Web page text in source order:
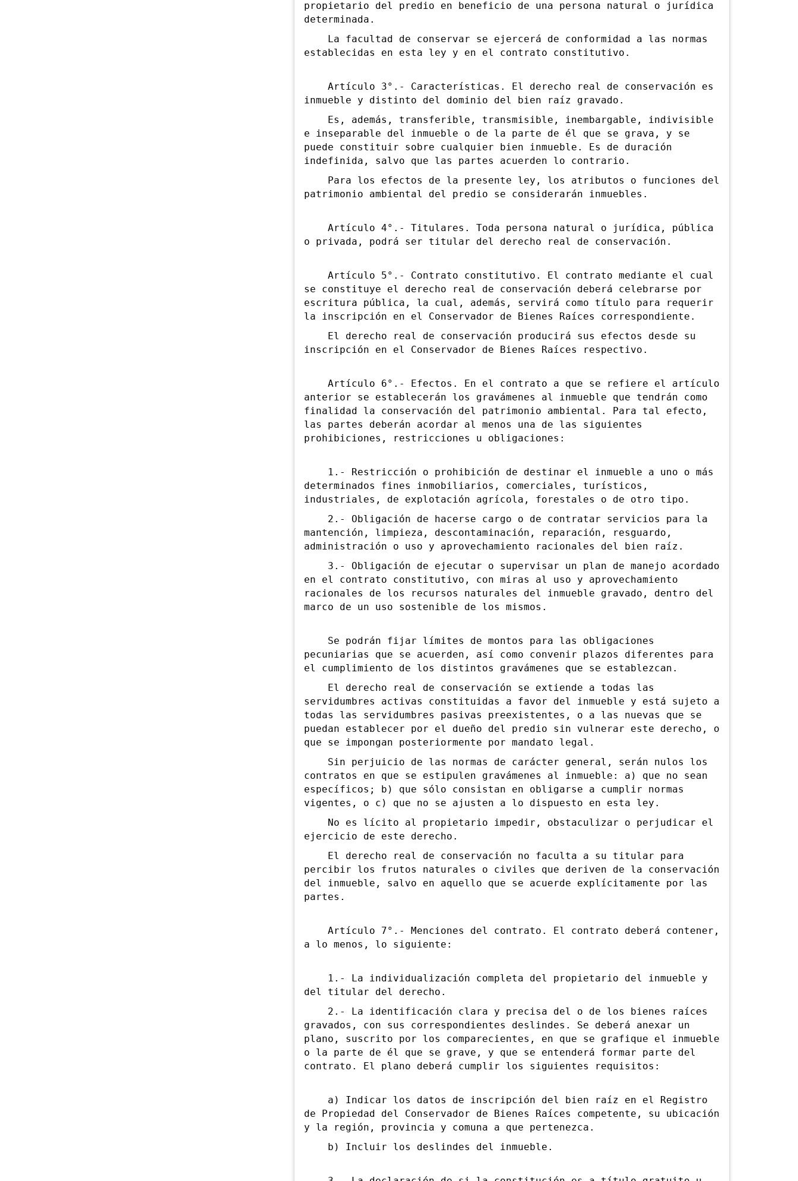
propietario del predio en beneficio de una persona natural o jurídica
determinada.
La facultad de conservar se ejercerá de conformidad a las normas
establecidas en esta ley y en el contrato constitutivo.
Artículo 3°.- Características. El derecho real de conservación es
inmueble y distinto del dominio del bien raíz gravado.
Es, además, transferible, transmisible, inembargable, indivisible
e inseparable del inmueble o de la parte de él que se grava, y se
puede constituir sobre cualquier bien inmueble. Es de duración
indefinida, salvo que las partes acuerden lo contrario.
Para los efectos de la presente ley, los atributos o funciones del
patrimonio ambiental del predio se considerarán inmuebles.
Artículo 4°.- Titulares. Toda persona natural o jurídica, pública
o privada, podrá ser titular del derecho real de conservación.
Artículo 5°.- Contrato constitutivo. El contrato mediante el cual
se constituye el derecho real de conservación deberá celebrarse por
escritura pública, la cual, además, servirá como título para requerir
la inscripción en el Conservador de Bienes Raíces correspondiente.
El derecho real de conservación producirá sus efectos desde su
inscripción en el Conservador de Bienes Raíces respectivo.
Artículo 6°.- Efectos. En el contrato a que se refiere el artículo
anterior se establecerán los gravámenes al inmueble que tendrán como
finalidad la conservación del patrimonio ambiental. Para tal efecto,
las partes deberán acordar al menos una de las siguientes
prohibiciones, restricciones u obligaciones:
1.- Restricción o prohibición de destinar el inmueble a uno o más
determinados fines inmobiliarios, comerciales, turísticos,
industriales, de explotación agrícola, forestales o de otro tipo.
2.- Obligación de hacerse cargo o de contratar servicios para la
mantención, limpieza, descontaminación, reparación, resguardo,
administración o uso y aprovechamiento racionales del bien raíz.
3.- Obligación de ejecutar o supervisar un plan de manejo acordado
en el contrato constitutivo, con miras al uso y aprovechamiento
racionales de los recursos naturales del inmueble gravado, dentro del
marco de un uso sostenible de los mismos.
Se podrán fijar límites de montos para las obligaciones
pecuniarias que se acuerden, así como convenir plazos diferentes para
el cumplimiento de los distintos gravámenes que se establezcan.
El derecho real de conservación se extiende a todas las
servidumbres activas constituidas a favor del inmueble y está sujeto a
todas las servidumbres pasivas preexistentes, o a las nuevas que se
puedan establecer por el dueño del predio sin vulnerar este derecho, o
que se impongan posteriormente por mandato legal.
Sin perjuicio de las normas de carácter general, serán nulos los
contratos en que se estipulen gravámenes al inmueble: a) que no sean
específicos; b) que sólo consistan en obligarse a cumplir normas
vigentes, o c) que no se ajusten a lo dispuesto en esta ley.
No es lícito al propietario impedir, obstaculizar o perjudicar el
ejercicio de este derecho.
El derecho real de conservación no faculta a su titular para
percibir los frutos naturales o civiles que deriven de la conservación
del inmueble, salvo en aquello que se acuerde explícitamente por las
partes.
Artículo 7°.- Menciones del contrato. El contrato deberá contener,
a lo menos, lo siguiente:
1.- La individualización completa del propietario del inmueble y
del titular del derecho.
2.- La identificación clara y precisa del o de los bienes raíces
gravados, con sus correspondientes deslindes. Se deberá anexar un
plano, suscrito por los comparecientes, en que se grafique el inmueble
o la parte de él que se grave, y que se entenderá formar parte del
contrato. El plano deberá cumplir los siguientes requisitos:
a) Indicar los datos de inscripción del bien raíz en el Registro
de Propiedad del Conservador de Bienes Raíces competente, su ubicación
y la región, provincia y comuna a que pertenezca.
b) Incluir los deslindes del inmueble.